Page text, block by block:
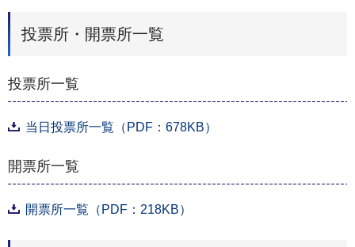
投票所・開票所一覧
投票所一覧
当日投票所一覧（PDF：678KB）
開票所一覧
開票所一覧（PDF：218KB）